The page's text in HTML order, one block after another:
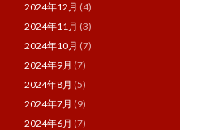
2024年12月 (4)
2024年11月 (3)
2024年10月 (7)
2024年9月 (7)
2024年8月 (5)
2024年7月 (9)
2024年6月 (7)